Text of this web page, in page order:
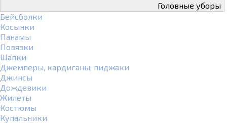
Головные уборы
Бейсболки
Косынки
Панамы
Повязки
Шапки
Джемперы, кардиганы, пиджаки
Джинсы
Дождевики
Жилеты
Костюмы
Купальники